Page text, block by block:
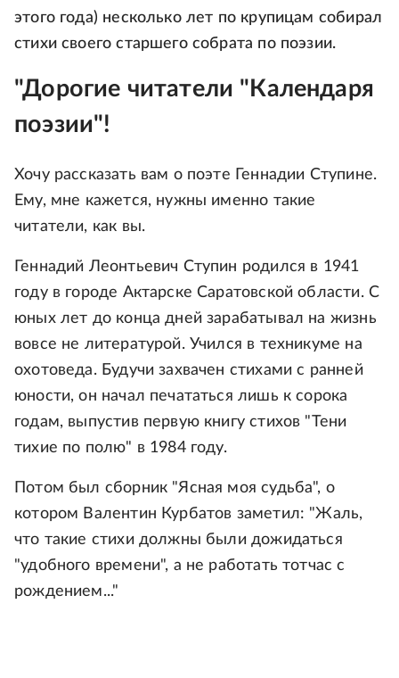
этого года) несколько лет по крупицам собирал
стихи своего старшего собрата по поэзии.
"Дорогие читатели "Календаря
поэзии"!
Хочу рассказать вам о поэте Геннадии Ступине.
Ему, мне кажется, нужны именно такие
читатели, как вы.
Геннадий Леонтьевич Ступин родился в 1941
году в городе Актарске Саратовской области. С
юных лет до конца дней зарабатывал на жизнь
вовсе не литературой. Учился в техникуме на
охотоведа. Будучи захвачен стихами с ранней
юности, он начал печататься лишь к сорока
годам, выпустив первую книгу стихов "Тени
тихие по полю" в 1984 году.
Потом был сборник "Ясная моя судьба", о
котором Валентин Курбатов заметил: "Жаль,
что такие стихи должны были дожидаться
"удобного времени", а не работать тотчас с
рождением..."